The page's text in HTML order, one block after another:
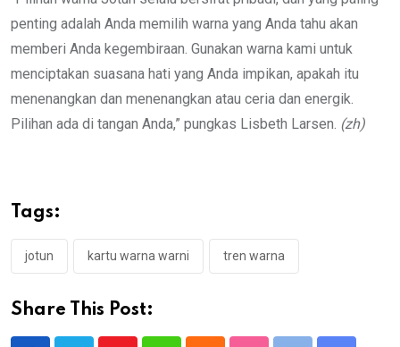
penting adalah Anda memilih warna yang Anda tahu akan
memberi Anda kegembiraan. Gunakan warna kami untuk
menciptakan suasana hati yang Anda impikan, apakah itu
menenangkan dan menenangkan atau ceria dan energik.
Pilihan ada di tangan Anda,” pungkas Lisbeth Larsen. (zh)
Tags:
jotun kartu warna warni tren warna
Share This Post: